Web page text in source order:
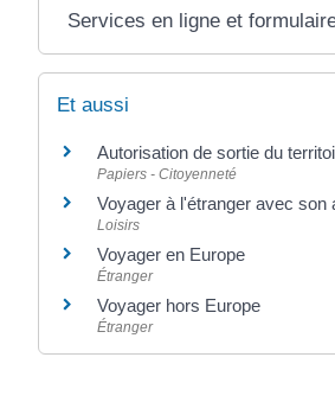
Services en ligne et
Et aussi
Autorisation de sortie du
Papiers - Citoyenneté
Voyager à l'étranger avec son
Loisirs
Voyager en Europe
Étranger
Voyager hors Europe
Étranger